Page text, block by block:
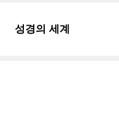
성경의 세계